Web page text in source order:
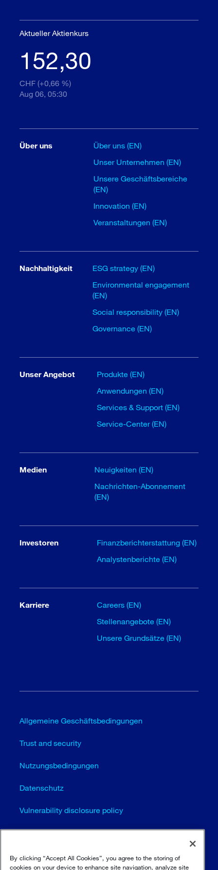
Aktueller Aktienkurs
152,30
CHF (+0,66 %)
Aug 06, 05:30
Über uns
Über uns (EN)
Unser Unternehmen (EN)
Unsere Geschäftsbereiche
(EN)
Innovation (EN)
Veranstaltungen (EN)
Nachhaltigkeit
ESG strategy (EN)
Environmental engagement
(EN)
Social responsibility (EN)
Governance (EN)
Unser Angebot
Produkte (EN)
Anwendungen (EN)
Services & Support (EN)
Service-Center (EN)
Medien
Neuigkeiten (EN)
Nachrichten-Abonnement
(EN)
Investoren
Finanzberichterstattung (EN)
Analystenberichte (EN)
Karriere
Careers (EN)
Stellenangebote (EN)
Unsere Grundsätze (EN)
Allgemeine Geschäftsbedingungen
Trust and security
Nutzungsbedingungen
Datenschutz
Vulnerability disclosure policy
Cookie-Einstellungen (EN)
Seitenübersicht
By clicking “Accept All Cookies”, you agree to the storing of
cookies on your device to enhance site navigation, analyze site